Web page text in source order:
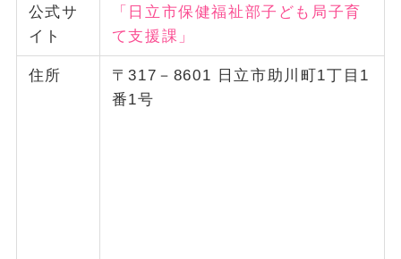
公式サ
イト
「日立市保健福祉部子ども局子育
て支援課」
住所
〒317－8601 日立市助川町1丁目1
番1号